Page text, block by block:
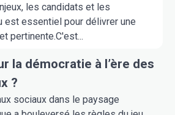
les candidats et les
est essentiel pour délivrer une
pertinente.C'est...
la démocratie à l’ère des
?
sociaux dans le paysage